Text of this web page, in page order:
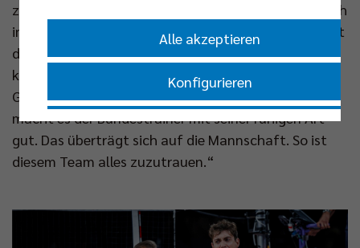
zahlreichen Wechseloptionen. Georg Grozer, der noch
immer Weltklasse ist, einmal ausgenommen, verfügt
das Team über elf Spieler auf selbem Niveau. Jeder
kann etwas zum Erfolg beitragen und man hat das
Gefühl, jeder gönnt es dem anderen auch. Dazu
macht es der Bundestrainer mit seiner ruhigen Art
gut. Das überträgt sich auf die Mannschaft. So ist
diesem Team alles zuzutrauen.“
Alle akzeptieren
Konfigurieren
Nur essenzielle Cookies akzeptieren